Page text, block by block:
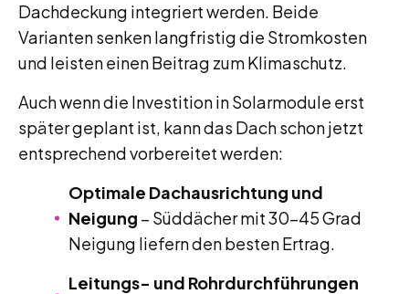
Dachdeckung integriert werden. Beide
Varianten senken langfristig die Stromkosten
und leisten einen Beitrag zum Klimaschutz.
Auch wenn die Investition in Solarmodule erst
später geplant ist, kann das Dach schon jetzt
entsprechend vorbereitet werden:
Optimale Dachausrichtung und
Neigung – Süddächer mit 30–45 Grad
Neigung liefern den besten Ertrag.
Leitungs- und Rohrdurchführungen